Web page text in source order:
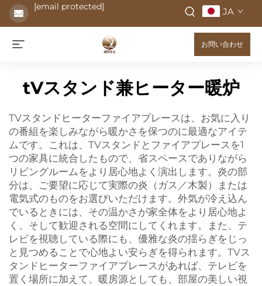
[email protected] JA
お問い合わせ
tVスタンド兼ヒーター暖炉
TVスタンドヒーターファイアプレースは、お気に入り
の番組を楽しみながら暖かさを保つのに最適なアイテ
ムです。これは、TVスタンドとファイアプレースを1
つの家具に統合したもので、省スペースでありながら
リビングルームをより居心地よく演出します。炎の部
分は、ご要望に応じて実際の炎（ガス／木製）または
電気式のものをお選びいただけます。外気が冷え込ん
でいるときには、その温かさが家全体をより居心地よ
く、そして歓迎される空間にしてくれます。また、テ
レビを視聴している際にも、優雅な炎の揺らぎをじっ
と見つめることで心地よい安らぎを得られます。TVス
タンドヒーターファイアプレースがあれば、テレビを
置く場所に加えて、暖房源としても、部屋の美しい視